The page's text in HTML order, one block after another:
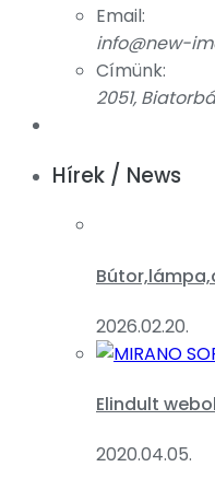
Email:
info@new-
Címünk:
2051,
Hírek / News
2026.02.20.
Elindult
2020.04.05.